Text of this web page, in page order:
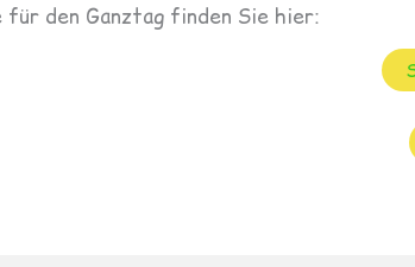
für den Ganztag finden Sie hier: